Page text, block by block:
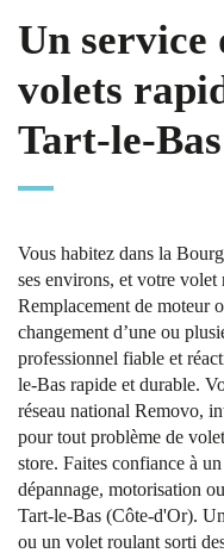
Un service
volets
Tart-le-Bas
Vous habitez dans la
ses environs, et votre
Remplacement de moteur
changement d’une ou
professionnel fiable et
le-Bas rapide et durable.
réseau national Removo,
pour tout problème de
store. Faites confiance à
dépannage, motorisation
Tart-le-Bas (Côte-d'Or).
ou un volet roulant sorti